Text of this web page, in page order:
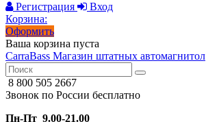
Регистрация
Вход
Корзина:
Оформить
Ваша корзина пуста
CarraBass Магазин штатных автомагнитол
8 800 505 2667
Звонок по России бесплатно
Пн-Пт 9.00-21.00